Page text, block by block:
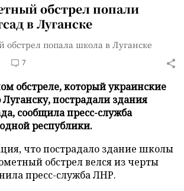
обстрел попали
в Луганске
попала школа в Луганске
7
обстреле, который украинские
пострадали здания
сообщила пресс-служба
республики.
что пострадало здание школы
обстрел велся из черты
пресс-служба ЛНР.